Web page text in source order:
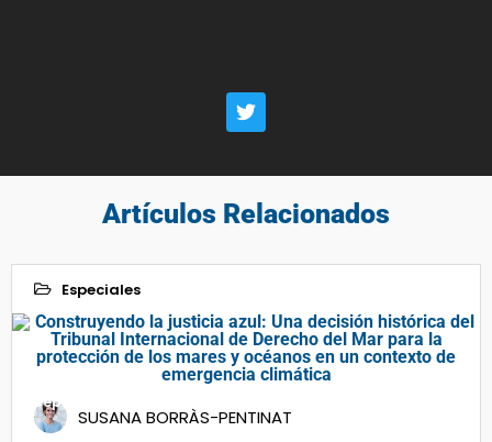
Artículos Relacionados
Especiales
26
Sep 2024
SUSANA BORRÀS-PENTINAT